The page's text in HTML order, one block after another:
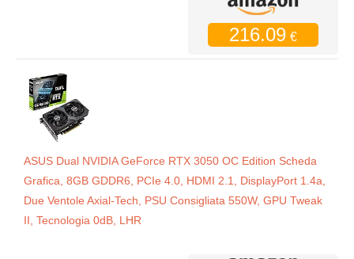
216.09 €
ASUS Dual NVIDIA GeForce RTX 3050 OC Edition Scheda
Grafica, 8GB GDDR6, PCIe 4.0, HDMI 2.1, DisplayPort 1.4a,
Due Ventole Axial-Tech, PSU Consigliata 550W, GPU Tweak
II, Tecnologia 0dB, LHR